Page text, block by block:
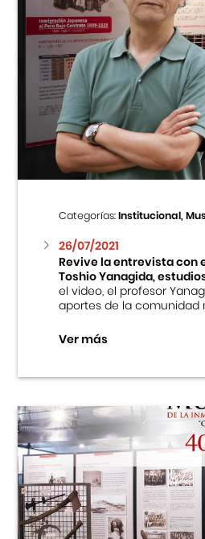
Categorías:Institucional,
26/07/2021
Revive la entrevista con
Toshio Yanagida,
el video, el profesor
aportes de la comunidad
Ver más